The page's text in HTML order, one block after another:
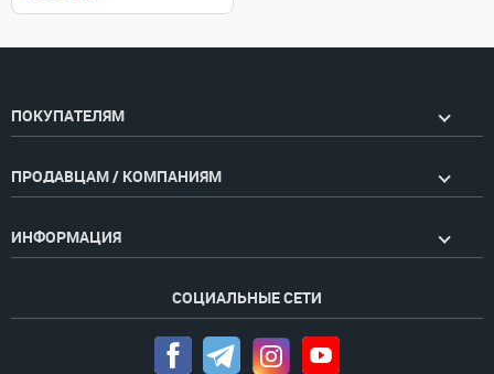
ПОКУПАТЕЛЯМ
ПРОДАВЦАМ / КОМПАНИЯМ
ИНФОРМАЦИЯ
СОЦИАЛЬНЫЕ СЕТИ